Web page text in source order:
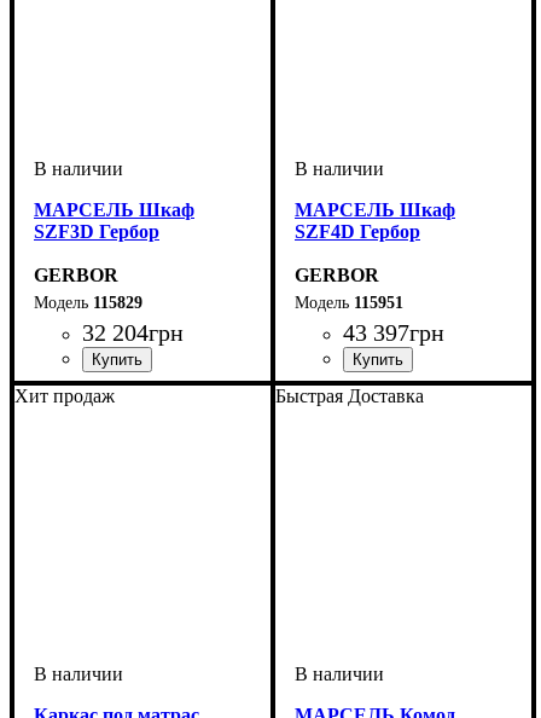
МАРСЕЛЬ Шкаф
SZF3D Гербор
GERBOR
115829
32 204грн
ширина, мм: 166,5
высота, мм: 220,5
глубина, мм: 60
МАРСЕЛЬ Шкаф
SZF4D Гербор
GERBOR
115951
43 397грн
ширина, мм: 2160
высота, мм: 2210
глубина, мм: 600
Хит продаж Быстрая Доставка